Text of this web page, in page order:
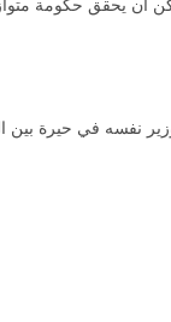
نفسه في حيرة بين